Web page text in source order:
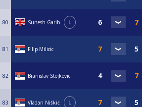
80 Sunesh Garib L
81 Filip Milicic
82 Branislav Stojkovic
83 Vladan Niškić L